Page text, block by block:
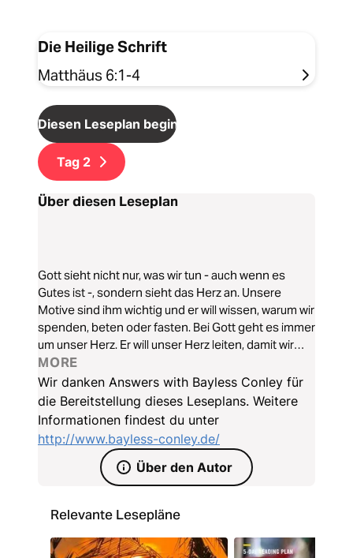
Die Heilige Schrift
Matthäus 6:1-4
Diesen Leseplan beginnen
Tag 2
Über diesen Leseplan
Gott sieht nicht nur, was wir tun - auch wenn es
Gutes ist -, sondern sieht das Herz an. Unsere
Motive sind ihm wichtig und er will wissen, warum wir
spenden, beten oder fasten. Bei Gott geht es immer
um unser Herz. Er will unser Herz leiten, damit wir
große Dinge für ihn bewirken können!
MORE
Wir danken Answers with Bayless Conley für
die Bereitstellung dieses Leseplans. Weitere
Informationen findest du unter
http://www.bayless-conley.de/
Über den Autor
Relevante Lesepläne